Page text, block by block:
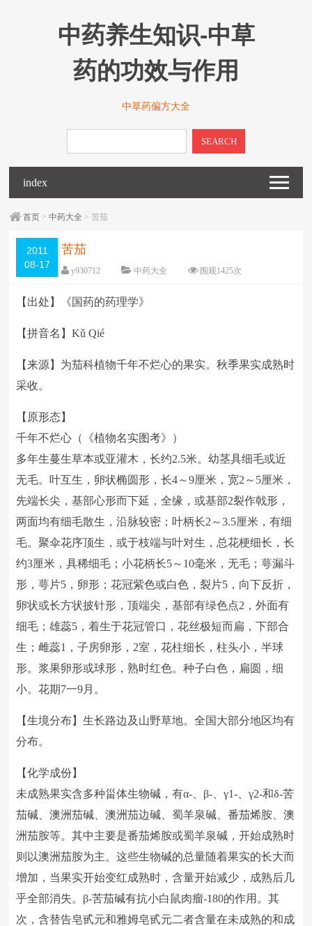
中药养生知识-中草
药的功效与作用
中草药偏方大全
SEARCH
index
首页 >中药大全 > 苦茄
2011
08-17
苦茄
y930712 中药大全 围观1425次
字体：大 中 小
【出处】《国药的药理学》
【拼音名】Kǔ Qié
【来源】为茄科植物千年不烂心的果实。秋季果实成熟时
采收。
【原形态】
千年不烂心（《植物名实图考》）
多年生蔓生草本或亚灌木，长约2.5米。幼茎具细毛或近
无毛。叶互生，卵状椭圆形，长4～9厘米，宽2～5厘米，
先端长尖，基部心形而下延，全缘，或基部2裂作戟形，
两面均有细毛散生，沿脉较密；叶柄长2～3.5厘米，有细
毛。聚伞花序顶生，或于枝端与叶对生，总花梗细长，长
约3厘米，具稀细毛；小花柄长5～10毫米，无毛；萼漏斗
形，萼片5，卵形；花冠紫色或白色，裂片5，向下反折，
卵状或长方状披针形，顶端尖，基部有绿色点2，外面有
细毛；雄蕊5，着生于花冠管口，花丝极短而扁，下部合
生；雌蕊1，子房卵形，2室，花柱细长，柱头小，半球
形。浆果卵形或球形，熟时红色。种子白色，扁圆，细
小。花期7一9月。
【生境分布】生长路边及山野草地。全国大部分地区均有
分布。
【化学成份】
未成熟果实含多种甾体生物碱，有α-、β-、γ1-、γ2-和δ-苦
茄碱、澳洲茄碱、澳洲茄边碱、蜀羊泉碱、番茄烯胺、澳
洲茄胺等。其中主要是番茄烯胺或蜀羊泉碱，开始成熟时
则以澳洲茄胺为主。这些生物碱的总量随着果实的长大而
增加，当果实开始变红成熟时，含量开始减少，成熟后几
乎全部消失。β-苦茄碱有抗小白鼠肉瘤-180的作用。其
次，含替告皂甙元和雅姆皂甙元二者含量在未成熟的和成